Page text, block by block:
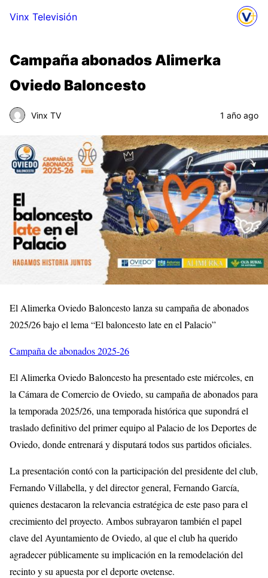
Vinx Televisión
Campaña abonados Alimerka
Oviedo Baloncesto
Vinx TV 1 año ago
El Alimerka Oviedo Baloncesto lanza su campaña de abonados
2025/26 bajo el lema “El baloncesto late en el Palacio”
Campaña de abonados 2025-26
El Alimerka Oviedo Baloncesto ha presentado este miércoles, en
la Cámara de Comercio de Oviedo, su campaña de abonados para
la temporada 2025/26, una temporada histórica que supondrá el
traslado definitivo del primer equipo al Palacio de los Deportes de
Oviedo, donde entrenará y disputará todos sus partidos oficiales.
La presentación contó con la participación del presidente del club,
Fernando Villabella, y del director general, Fernando García,
quienes destacaron la relevancia estratégica de este paso para el
crecimiento del proyecto. Ambos subrayaron también el papel
clave del Ayuntamiento de Oviedo, al que el club ha querido
agradecer públicamente su implicación en la remodelación del
recinto y su apuesta por el deporte ovetense.